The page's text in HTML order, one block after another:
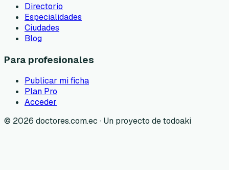
Directorio
Especialidades
Ciudades
Blog
Para profesionales
Publicar mi ficha
Plan Pro
Acceder
© 2026 doctores.com.ec · Un proyecto de todoaki